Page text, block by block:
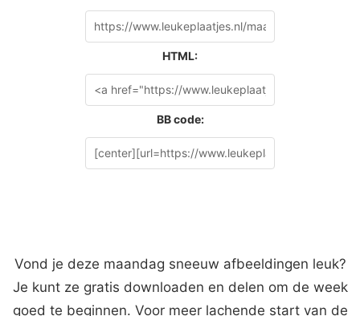
HTML:
BB code:
Vond je deze maandag sneeuw afbeeldingen leuk?
Je kunt ze gratis downloaden en delen om de week
goed te beginnen. Voor meer lachende start van de